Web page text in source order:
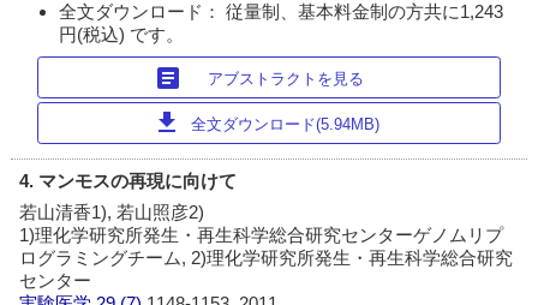
全文ダウンロード： 従量制、基本料金制の方共に1,243
円(税込) です。
article アブストラクトを見る
download 全文ダウンロード(5.94MB)
4. マンモスの再現に向けて
若山清香1), 若山照彦2)
1)理化学研究所発生・再生科学総合研究センターゲノムリプ
ログラミングチーム, 2)理化学研究所発生・再生科学総合研究
センター